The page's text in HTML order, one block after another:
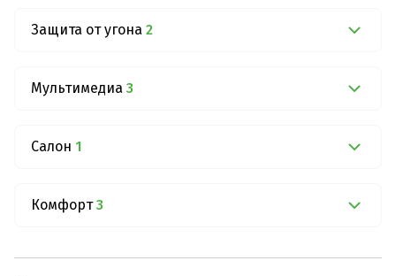
Защита от угона 2
Мультимедиа 3
Салон 1
Комфорт 3